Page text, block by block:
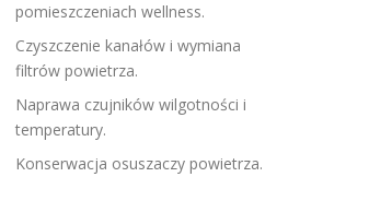
pomieszczeniach wellness.
Czyszczenie kanałów i wymiana
filtrów powietrza.
Naprawa czujników wilgotności i
temperatury.
Konserwacja osuszaczy powietrza.